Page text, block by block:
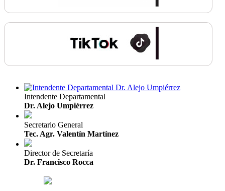
Intendente Departamental
Dr. Alejo Umpiérrez
Secretario General
Tec. Agr. Valentín Martínez
Director de Secretaría
Dr. Francisco Rocca